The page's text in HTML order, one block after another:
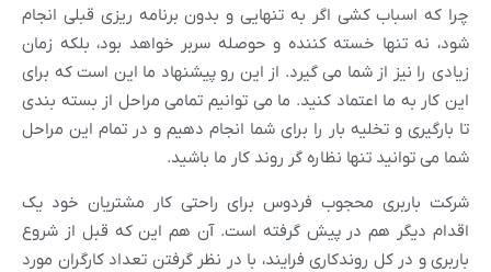
چرا که اسباب کشی اگر به تنهایی و بدون برنامه ریزی قبلی انجام
شود، نه تنها خسته کننده و حوصله سربر خواهد بود، بلکه زمان
زیادی را نیز از شما می گیرد. از این رو پیشنهاد ما این است که برای
این کار به ما اعتماد کنید. ما می توانیم تمامی مراحل از بسته بندی
تا بارگیری و تخلیه بار را برای شما انجام دهیم و در تمام این مراحل
شما می توانید تنها نظاره گر روند کار ما باشید.
شرکت باربری محجوب فردوس برای راحتی کار مشتریان خود یک
اقدام دیگر هم در پیش گرفته است. آن هم این که قبل از شروع
باربری و در کل روندکاری فرایند، با در نظر گرفتن تعداد کارگران مورد